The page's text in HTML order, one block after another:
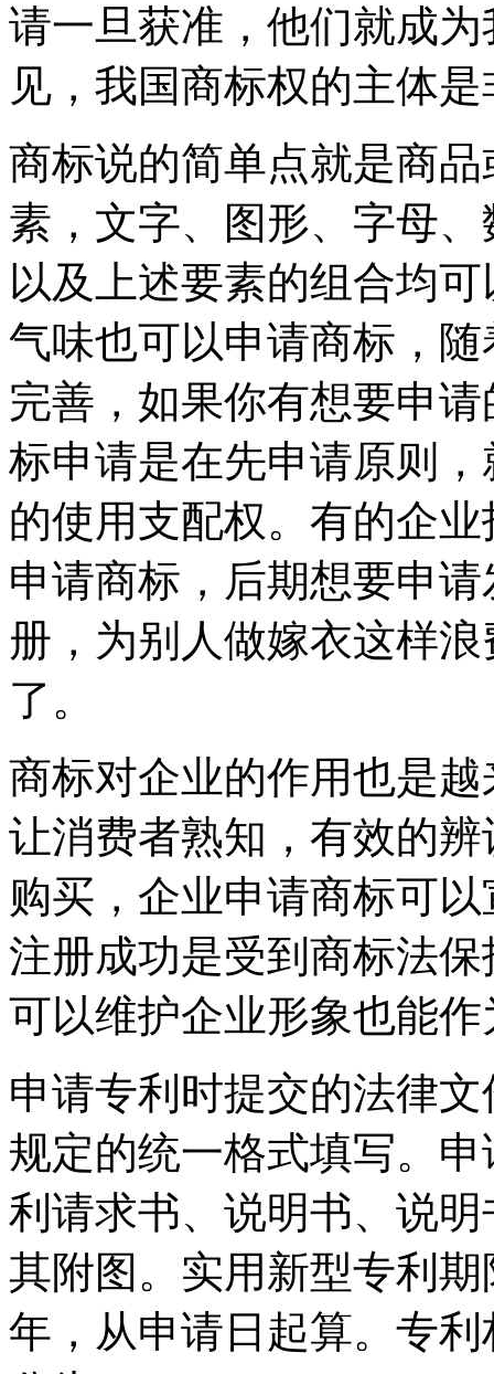
请一旦获准，他们就成
见，我国商标权的主体
商标说的简单点就是商
素，文字、图形、字母
以及上述要素的组合均
气味也可以申请商标，
完善，如果你有想要申
标申请是在先申请原则
的使用支配权。有的企
申请商标，后期想要申
册，为别人做嫁衣这样
了。
商标对企业的作用也是
让消费者熟知，有效的
购买，企业申请商标可
注册成功是受到商标法
可以维护企业形象也能
申请专利时提交的法律
规定的统一格式填写。
利请求书、说明书、说
其附图。实用新型专利
年，从申请日起算。专